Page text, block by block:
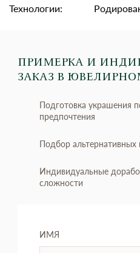
Технологии:
ПРИМЕРКА И
ЗАКАЗ В
Подготовка украшения
предпочтения
Подбор
Индивидуальные
сложности
ИМЯ